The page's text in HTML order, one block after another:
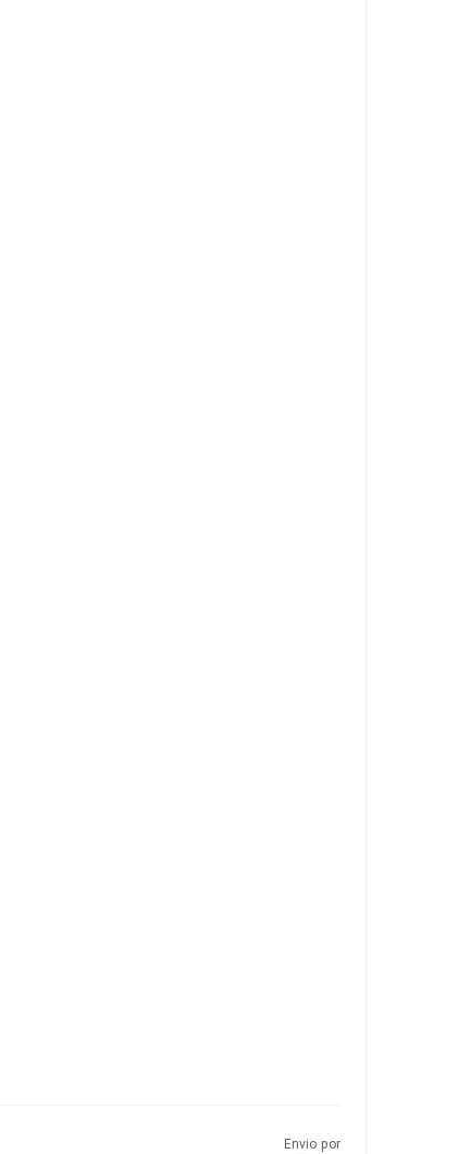
Envio por